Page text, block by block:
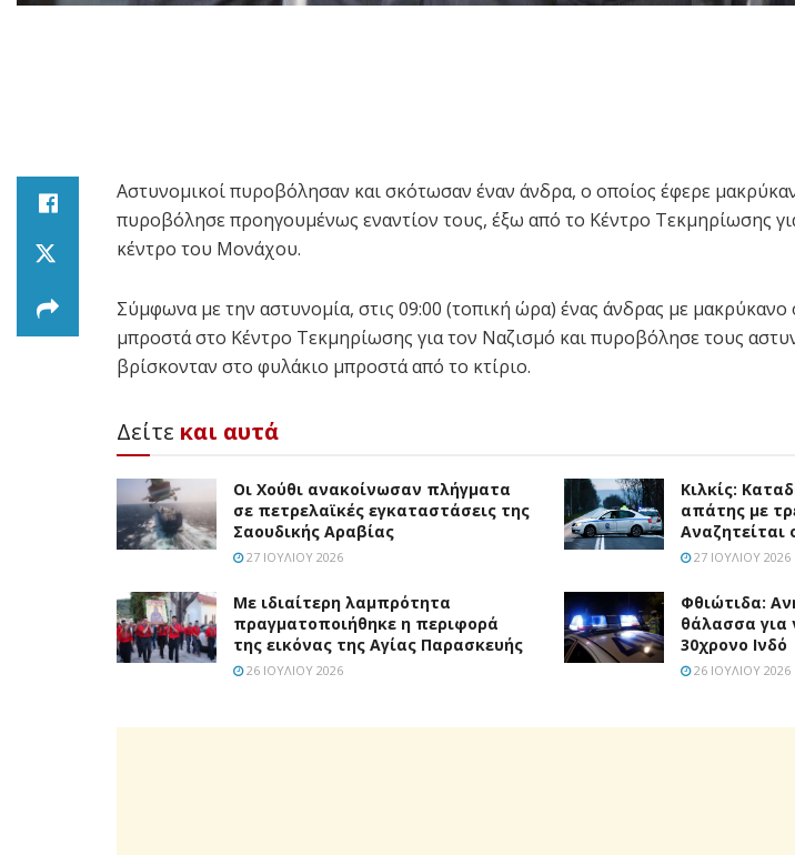
Αστυνομικοί πυροβόλησαν και σκότωσαν έναν άνδρα, ο οποίος έφερε
πυροβόλησε προηγουμένως εναντίον τους, έξω από το Κέντρο Τεκμηρίωσης
κέντρο του Μονάχου.
Σύμφωνα με την αστυνομία, στις 09:00 (τοπική ώρα) ένας άνδρας με
μπροστά στο Κέντρο Τεκμηρίωσης για τον Ναζισμό και πυροβόλησε τους
βρίσκονταν στο φυλάκιο μπροστά από το κτίριο.
Δείτε και αυτά
Οι Χούθι ανακοίνωσαν πλήγματα
σε πετρελαϊκές εγκαταστάσεις της
Σαουδικής Αραβίας
27 ΙΟΥΛΊΟΥ 2026
Κιλκίς:
απάτης με
Αναζητείται
27 ΙΟΥΛΊΟΥ 2026
Με ιδιαίτερη λαμπρότητα
πραγματοποιήθηκε η περιφορά
της εικόνας της Αγίας Παρασκευής
26 ΙΟΥΛΊΟΥ 2026
Φθιώτιδα:
θάλασσα για
30χρονο Ινδό
26 ΙΟΥΛΊΟΥ 2026